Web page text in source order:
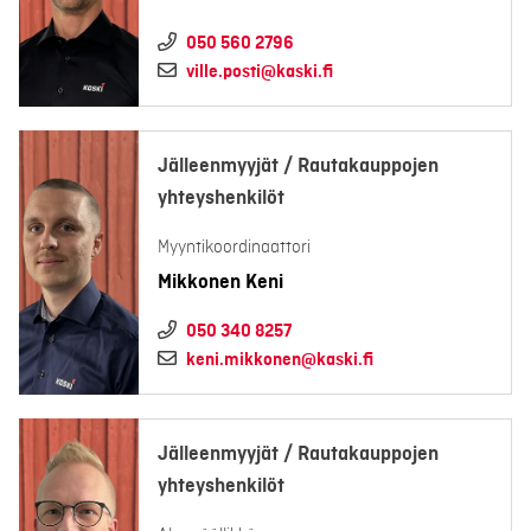
050 560 2796
ville.posti@kaski.fi
Jälleenmyyjät / Rautakauppojen
yhteyshenkilöt
Myyntikoordinaattori
Mikkonen Keni
050 340 8257
keni.mikkonen@kaski.fi
Jälleenmyyjät / Rautakauppojen
yhteyshenkilöt